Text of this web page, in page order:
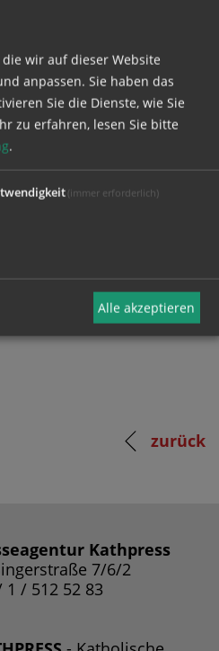
Ihrem Benutzernamen
zurück
Kathpress
7/6/2
1 / 512 52 83
wir auf dieser Website
anpassen. Sie haben das
Sie die Dienste, wie Sie
zu erfahren, lesen Sie bitte
.
(immer erforderlich)
Alle akzeptieren